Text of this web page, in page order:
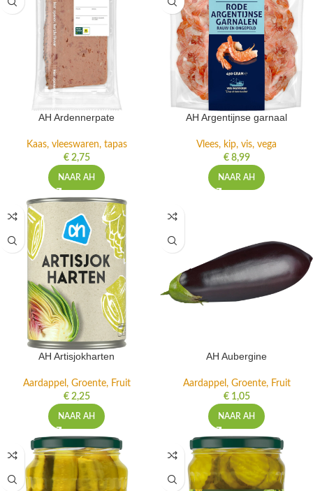
AH Ardennerpate
Kaas, vleeswaren, tapas
€2,75
NAAR AH
AH Argentijnse garnaal
Vlees, kip, vis, vega
€8,99
NAAR AH
AH Artisjokharten
Aardappel, Groente, Fruit
€2,25
NAAR AH
AH Aubergine
Aardappel, Groente, Fruit
€1,05
NAAR AH